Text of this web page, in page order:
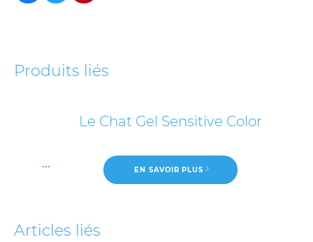
Produits liés
Le Chat Gel Sensitive Color
... EN SAVOIR PLUS
Articles liés